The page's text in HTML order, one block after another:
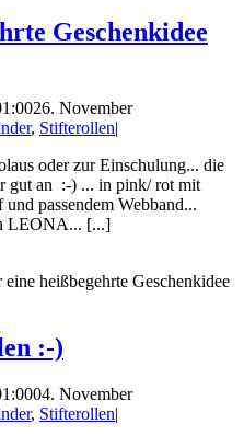
Geschenkidee
26. November
, Stifterollen|
oder zur Einschulung... die
gut an :-) ... in pink/ rot mit
passendem Webband...
LEONA... [...]
heißbegehrte Geschenkidee
:-)
04. November
, Stifterollen|